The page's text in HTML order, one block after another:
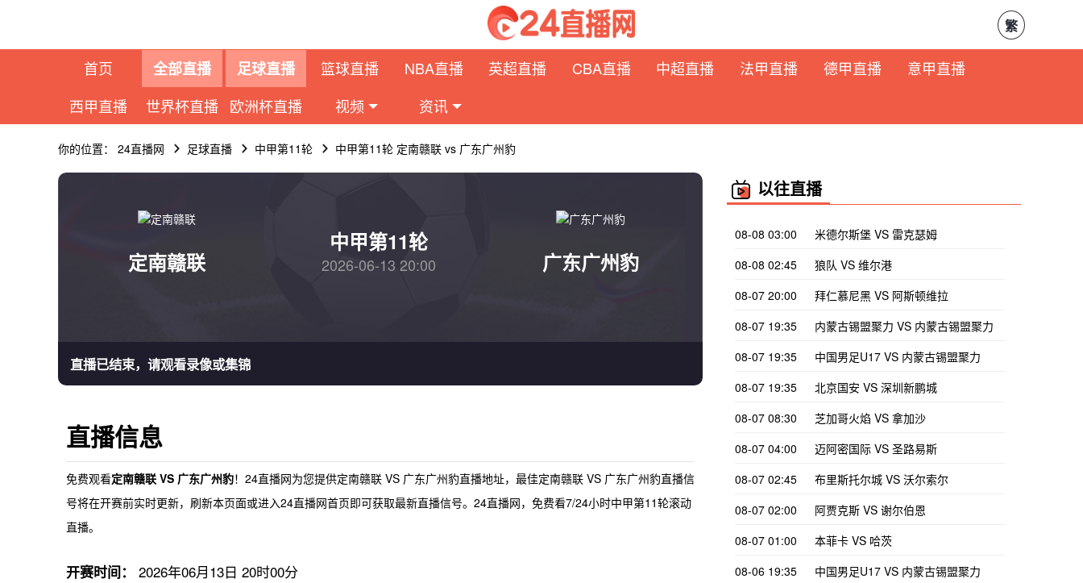
繁
首页 全部直播 足球直播 篮球直播 NBA直播 英超直播 CBA直播 中超直播 法甲直播 德甲直播
意甲直播
西甲直播
世界杯直播 欧洲杯直播 视频 资讯
你的位置： 24直播网 足球直播 中甲第11轮 中甲第11轮 定南赣联 vs 广东广州豹
定南赣联
中甲第11轮
2026-06-13 20:00 广东广州豹
直播已结束，请观看录像或集锦
直播信息
免费观看定南赣联 VS 广东广州豹！24直播网为您提供定南赣联 VS 广东广州豹直播地址，最佳定南赣联 VS 广东广州豹直播信
号将在开赛前实时更新，刷新本页面或进入24直播网首页即可获取最新直播信号。24直播网，免费看7/24小时中甲第11轮滚动
直播。
开赛时间： 2026年06月13日 20时00分
以往直播
08-08 03:00
米德尔斯堡 VS 雷克瑟姆
08-08 02:45
狼队 VS 维尔港
08-07 20:00
拜仁慕尼黑 VS 阿斯顿维拉
08-07 19:35
内蒙古锡盟聚力 VS 内蒙古锡盟聚力
08-07 19:35
中国男足U17 VS 内蒙古锡盟聚力
08-07 19:35
北京国安 VS 深圳新鹏城
08-07 08:30
芝加哥火焰 VS 拿加沙
08-07 04:00
迈阿密国际 VS 圣路易斯
08-07 02:45
布里斯托尔城 VS 沃尔索尔
08-07 02:00
阿贾克斯 VS 谢尔伯恩
08-07 01:00
本菲卡 VS 哈茨
08-06 19:35
中国男足U17 VS 内蒙古锡盟聚力